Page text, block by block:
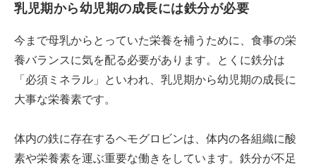
乳児期から幼児期の成長には鉄分が必要
今まで母乳からとっていた栄養を補うために、食事の栄
養バランスに気を配る必要があります。とくに鉄分は
「必須ミネラル」といわれ、乳児期から幼児期の成長に
大事な栄養素です。
体内の鉄に存在するヘモグロビンは、体内の各組織に酸
素や栄養素を運ぶ重要な働きをしています。鉄分が不足